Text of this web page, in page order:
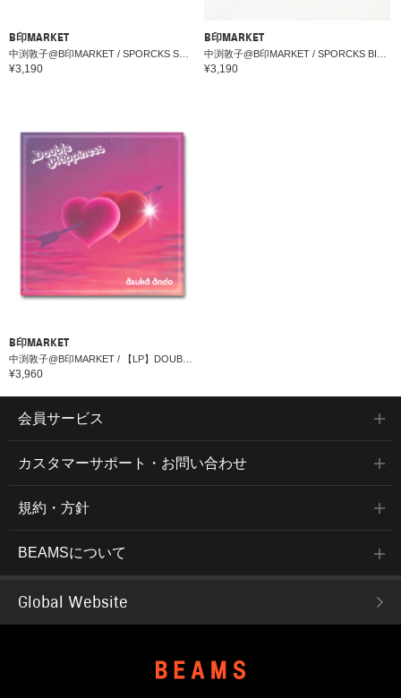
B印MARKET
¥3,190
B印MARKET
¥3,190
B印MARKET
¥3,960
会員サービス
カスタマーサポート・お問い合わせ
規約・方針
BEAMSについて
Global Website